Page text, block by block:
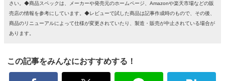
さい。◆商品スペックは、メーカーや発売元のホームページ、Amazonや楽天市場などの販
売店の情報を参考にしています。◆レビューで試した商品は記事作成時のもので、その後、
商品のリニューアルによって仕様が変更されていたり、製造・販売が中止されている場合が
あります。
この記事をみんなにおすすめする！